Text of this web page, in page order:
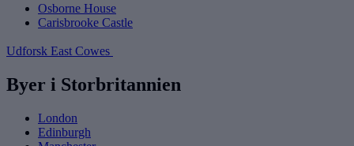
Osborne House
Carisbrooke Castle
Udforsk East Cowes
Byer i Storbritannien
London
Edinburgh